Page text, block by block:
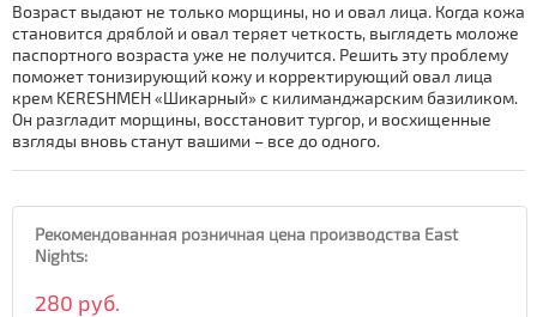
Возраст выдают не только морщины, но и овал лица. Когда кожа
становится дряблой и овал теряет четкость, выглядеть моложе
паспортного возраста уже не получится. Решить эту проблему
поможет тонизирующий кожу и корректирующий овал лица
крем KERESHMEH «Шикарный» с килиманджарским базиликом.
Он разгладит морщины, восстановит тургор, и восхищенные
взгляды вновь станут вашими – все до одного.
Рекомендованная розничная цена производства East
Nights:
280 руб.